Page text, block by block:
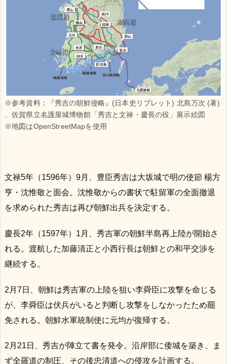
※参考資料：『秀吉の朝鮮侵略』(日本史リブレット) 北島万次 (著)
、佐賀県立名護屋城博物館「秀吉と文禄・慶長の役」展示絵図
※地図はOpenStreetMapを使用
文禄5年（1596年）9月、豊臣秀吉は大坂城で明の使節 楊方
亨・沈惟敬と面会。沈惟敬からの書状で駐留軍の全面撤退
を求められた秀吉は再び朝鮮出兵を決定する。
慶長2年（1597年）1月、秀吉軍の朝鮮半島再上陸が開始さ
れる。渡航した加藤清正と小西行長は朝鮮との和平交渉を
継続する。
2月7日、朝鮮は秀吉軍の上陸を狙い李舜臣に攻撃を命じる
が、李舜臣は伏兵がいると判断し攻撃をしなかったため罷
免される。朝鮮水軍統制使に元均が復帰する。
2月21日、秀吉が陣立て書を発令。沿岸部に倭城を築き、ま
ず全羅道の制圧、その後忠清道への侵攻を計画する。